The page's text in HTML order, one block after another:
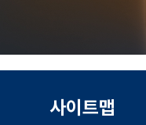
사이트맵